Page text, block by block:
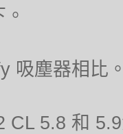
吸塵器相比
CL 5.8 和